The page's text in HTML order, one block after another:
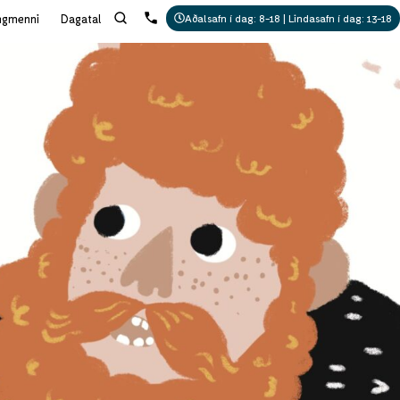
Dagatal Aðalsafn í dag: 8-18 | Lindasafn í dag: 13-18